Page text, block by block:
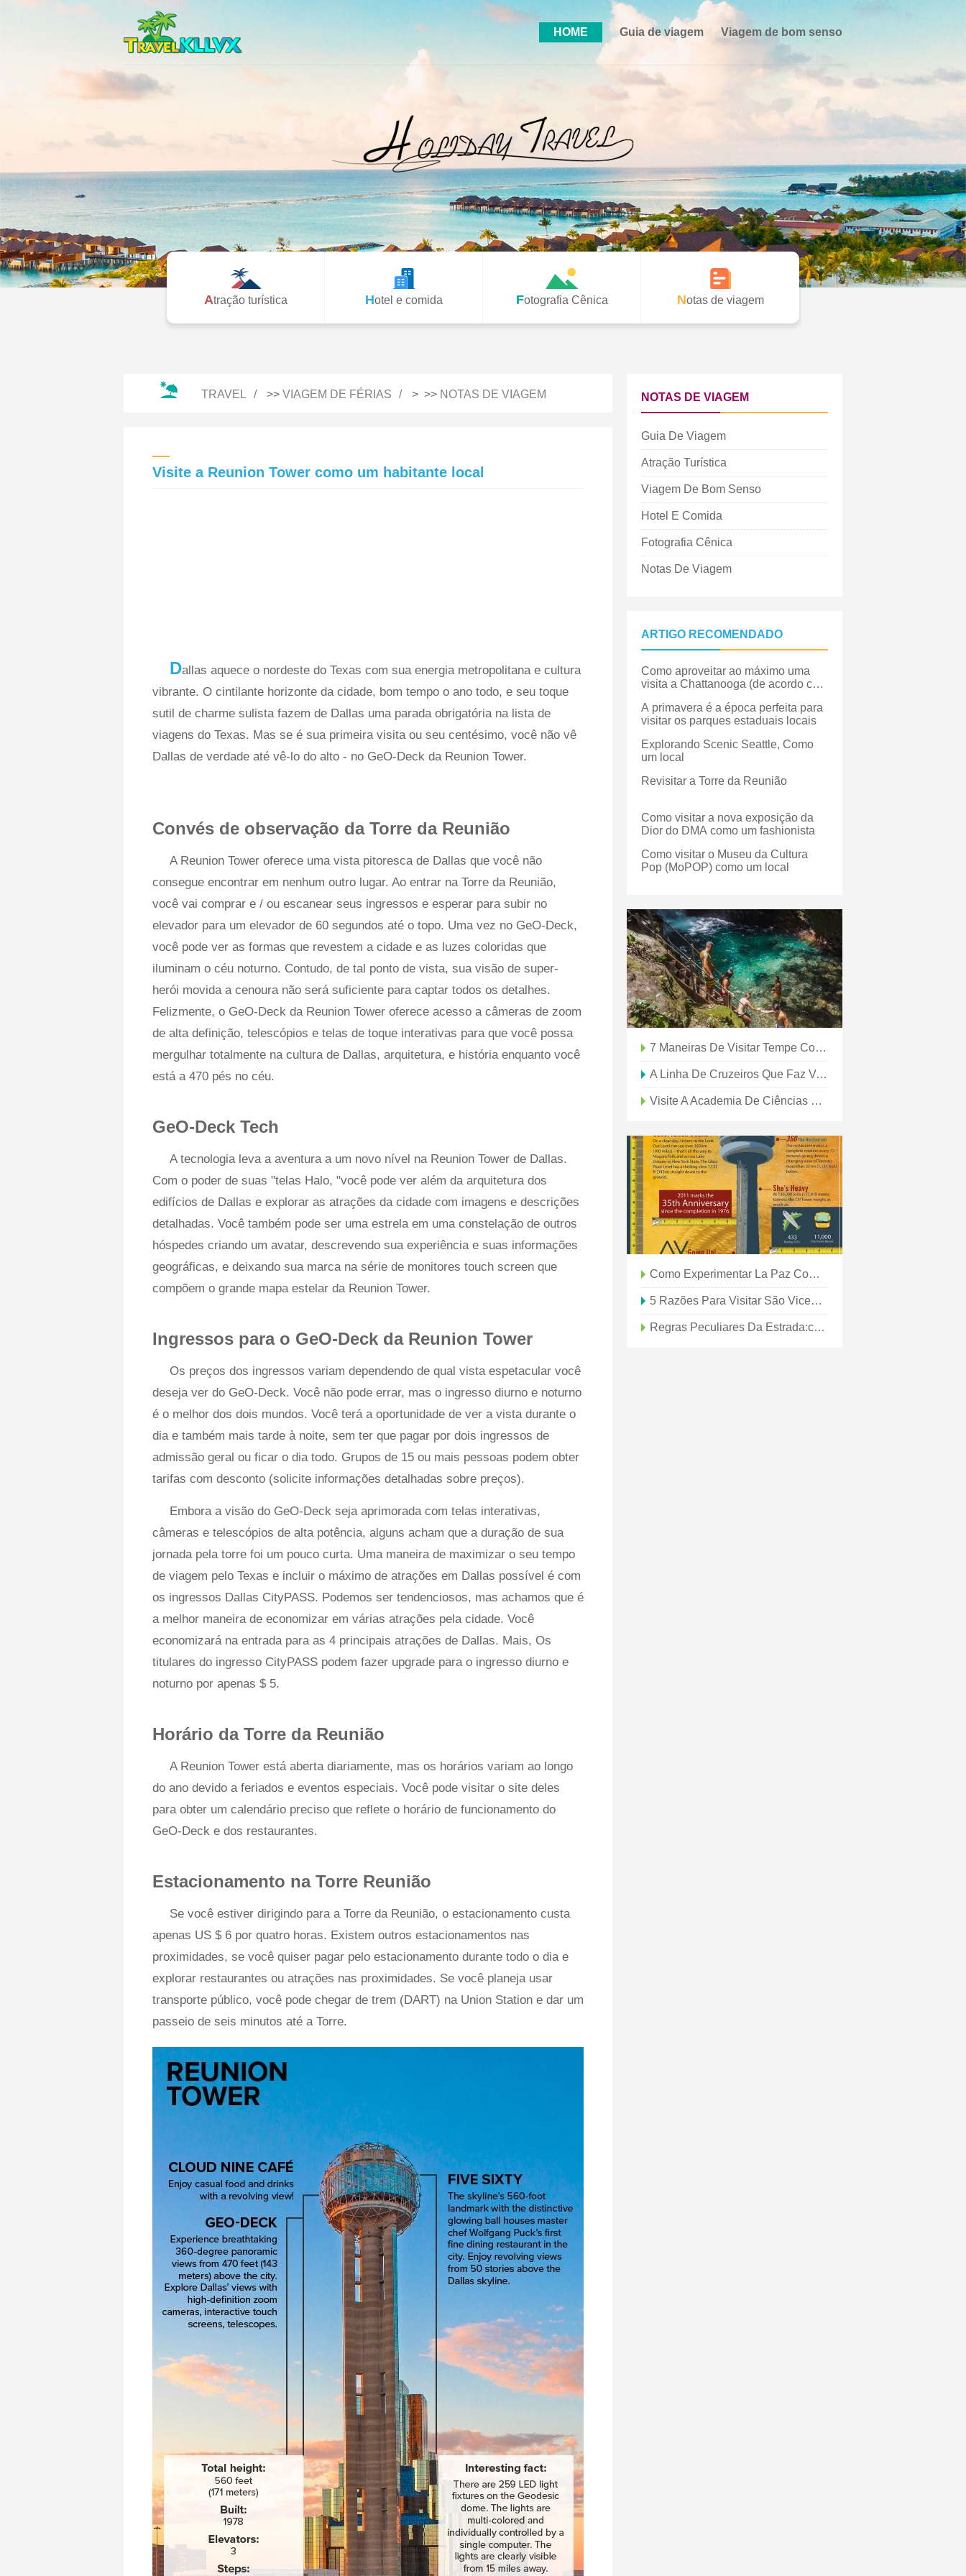
HOME Guia de viagem Viagem de bom senso
Atração turística Hotel e comida Fotografia Cênica Notas de viagem
TRAVEL >> VIAGEM DE FÉRIAS > >> NOTAS DE VIAGEM
Visite a Reunion Tower como um habitante local
Dallas aquece o nordeste do Texas com sua energia metropolitana e cultura
vibrante. O cintilante horizonte da cidade, bom tempo o ano todo, e seu toque
sutil de charme sulista fazem de Dallas uma parada obrigatória na lista de
viagens do Texas. Mas se é sua primeira visita ou seu centésimo, você não vê
Dallas de verdade até vê-lo do alto - no GeO-Deck da Reunion Tower.
Convés de observação da Torre da Reunião
A Reunion Tower oferece uma vista pitoresca de Dallas que você não
consegue encontrar em nenhum outro lugar. Ao entrar na Torre da Reunião,
você vai comprar e / ou escanear seus ingressos e esperar para subir no
elevador para um elevador de 60 segundos até o topo. Uma vez no GeO-Deck,
você pode ver as formas que revestem a cidade e as luzes coloridas que
iluminam o céu noturno. Contudo, de tal ponto de vista, sua visão de super-
herói movida a cenoura não será suficiente para captar todos os detalhes.
Felizmente, o GeO-Deck da Reunion Tower oferece acesso a câmeras de zoom
de alta definição, telescópios e telas de toque interativas para que você possa
mergulhar totalmente na cultura de Dallas, arquitetura, e história enquanto você
está a 470 pés no céu.
GeO-Deck Tech
A tecnologia leva a aventura a um novo nível na Reunion Tower de Dallas.
Com o poder de suas "telas Halo, "você pode ver além da arquitetura dos
edifícios de Dallas e explorar as atrações da cidade com imagens e descrições
detalhadas. Você também pode ser uma estrela em uma constelação de outros
hóspedes criando um avatar, descrevendo sua experiência e suas informações
geográficas, e deixando sua marca na série de monitores touch screen que
compõem o grande mapa estelar da Reunion Tower.
Ingressos para o GeO-Deck da Reunion Tower
Os preços dos ingressos variam dependendo de qual vista espetacular você
deseja ver do GeO-Deck. Você não pode errar, mas o ingresso diurno e noturno
é o melhor dos dois mundos. Você terá a oportunidade de ver a vista durante o
dia e também mais tarde à noite, sem ter que pagar por dois ingressos de
admissão geral ou ficar o dia todo. Grupos de 15 ou mais pessoas podem obter
tarifas com desconto (solicite informações detalhadas sobre preços).
Embora a visão do GeO-Deck seja aprimorada com telas interativas,
câmeras e telescópios de alta potência, alguns acham que a duração de sua
jornada pela torre foi um pouco curta. Uma maneira de maximizar o seu tempo
de viagem pelo Texas e incluir o máximo de atrações em Dallas possível é com
os ingressos Dallas CityPASS. Podemos ser tendenciosos, mas achamos que é
a melhor maneira de economizar em várias atrações pela cidade. Você
economizará na entrada para as 4 principais atrações de Dallas. Mais, Os
titulares do ingresso CityPASS podem fazer upgrade para o ingresso diurno e
noturno por apenas $ 5.
Horário da Torre da Reunião
A Reunion Tower está aberta diariamente, mas os horários variam ao longo
do ano devido a feriados e eventos especiais. Você pode visitar o site deles
para obter um calendário preciso que reflete o horário de funcionamento do
GeO-Deck e dos restaurantes.
Estacionamento na Torre Reunião
Se você estiver dirigindo para a Torre da Reunião, o estacionamento custa
apenas US $ 6 por quatro horas. Existem outros estacionamentos nas
proximidades, se você quiser pagar pelo estacionamento durante todo o dia e
explorar restaurantes ou atrações nas proximidades. Se você planeja usar
transporte público, você pode chegar de trem (DART) na Union Station e dar um
passeio de seis minutos até a Torre.
NOTAS DE VIAGEM
Guia De Viagem
Atração Turística
Viagem De Bom Senso
Hotel E Comida
Fotografia Cênica
Notas De Viagem
ARTIGO RECOMENDADO
Como aproveitar ao máximo uma
visita a Chattanooga (de acordo com
A primavera é a época perfeita para
visitar os parques estaduais locais
Explorando Scenic Seattle, Como
um local
Revisitar a Torre da Reunião
Como visitar a nova exposição da
Dior do DMA como um fashionista
Como visitar o Museu da Cultura
Pop (MoPOP) como um local
7 Maneiras De Visitar Tempe Como Um Morador Local
A Linha De Cruzeiros Que Faz Você Se Sentir Como Um Local
Visite A Academia De Ciências Naturais
Como Experimentar La Paz Como Um Local
5 Razões Para Visitar São Vicente E Granadinas
Regras Peculiares Da Estrada:como Dirigir Como Um Habitante Local